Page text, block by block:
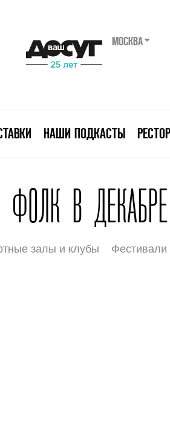
МОСКВА
НАШИ ПОДКАСТЫ
В
залы и клубы Фестивали